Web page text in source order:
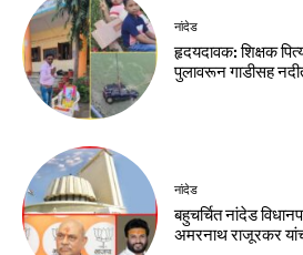
नांदेड
हृदयदावक: शिक्षक
पुलावरून गाडीसह
नांदेड
बहुचर्चित नांदेड
अमरनाथ राजूरकर